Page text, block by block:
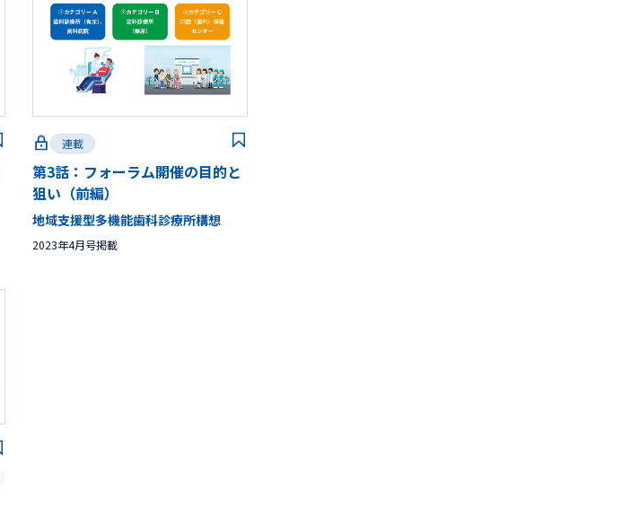
連載
第3話：フォーラム開催の目的と
狙い（前編）
地域支援型多機能歯科診療所構想
2023年4月号掲載